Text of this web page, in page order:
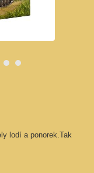
lodí a ponorek.Tak